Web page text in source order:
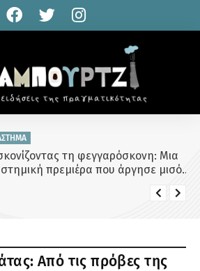
τη φεγγαρόσκονη: Μια
πρεμιέρα που άργησε μισό
Από τις πρόβες της